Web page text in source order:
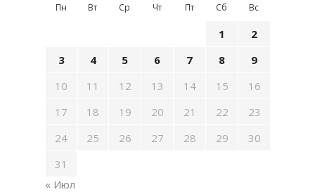
Пн Вт Ср Чт Пт Сб Вс
1
2
3
4 5 6 7 8
9
10
11 12 13 14 15
16
17
18 19 20 21 22
23
24
25 26 27 28 29
30
31
« Июл